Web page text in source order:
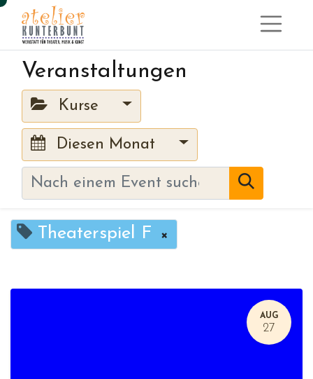
Veranstaltungen
Kurse
Diesen Monat
Theaterspiel F ×
AUG
27